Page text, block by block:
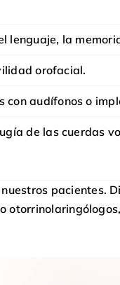
lenguaje, la
orofacial.
audífonos o
de las cuerdas
pacientes.